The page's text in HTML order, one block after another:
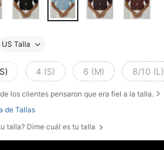
US Talla
4 (S) 6 (M) 8/10 (L)
de los clientes pensaron que era fiel a la talla.
de Tallas
talla? Dime cuál es tu talla